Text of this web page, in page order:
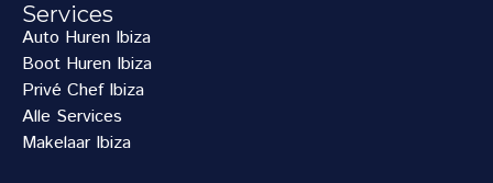
Services
Auto Huren Ibiza
Boot Huren Ibiza
Privé Chef Ibiza
Alle Services
Makelaar Ibiza